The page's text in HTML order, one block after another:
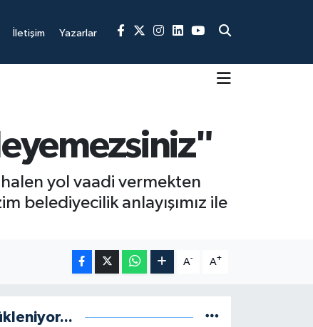
İletişim Yazarlar
halen yol vaadi vermekten
belediyecilik anlayışımız ile
A- A+